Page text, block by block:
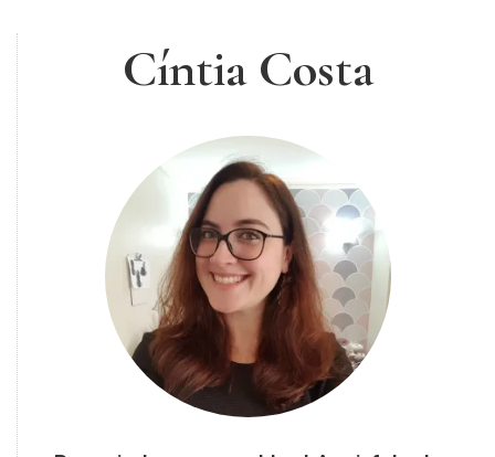
Cíntia Costa